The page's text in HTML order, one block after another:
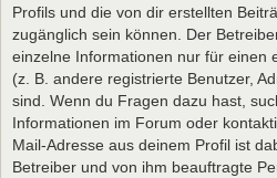
Profils und die von dir erstellten
zugänglich sein können. Der
einzelne Informationen nur für einen
(z. B. andere registrierte Benutzer,
sind. Wenn du Fragen dazu hast,
Informationen im Forum oder
Mail-Adresse aus deinem Profil ist
Betreiber und von ihm beauftragte